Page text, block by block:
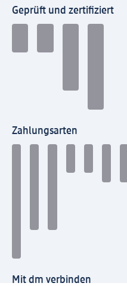
Geprüft und zertifiziert
Zahlungsarten
Mit dm verbinden